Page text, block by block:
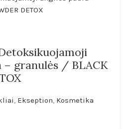
– granulės / BLACK
, Ekseption, Kosmetika